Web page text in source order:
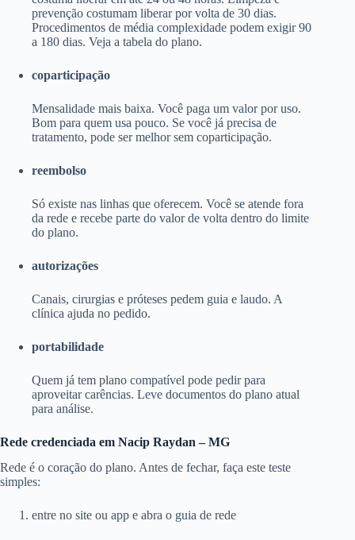
prevenção costumam liberar por volta de 30 dias.
Procedimentos de média complexidade podem exigir 90
a 180 dias. Veja a tabela do plano.
coparticipação
Mensalidade mais baixa. Você paga um valor por uso.
Bom para quem usa pouco. Se você já precisa de
tratamento, pode ser melhor sem coparticipação.
reembolso
Só existe nas linhas que oferecem. Você se atende fora
da rede e recebe parte do valor de volta dentro do limite
do plano.
autorizações
Canais, cirurgias e próteses pedem guia e laudo. A
clínica ajuda no pedido.
portabilidade
Quem já tem plano compatível pode pedir para
aproveitar carências. Leve documentos do plano atual
para análise.
Rede credenciada em Nacip Raydan – MG
Rede é o coração do plano. Antes de fechar, faça este teste
simples:
entre no site ou app e abra o guia de rede